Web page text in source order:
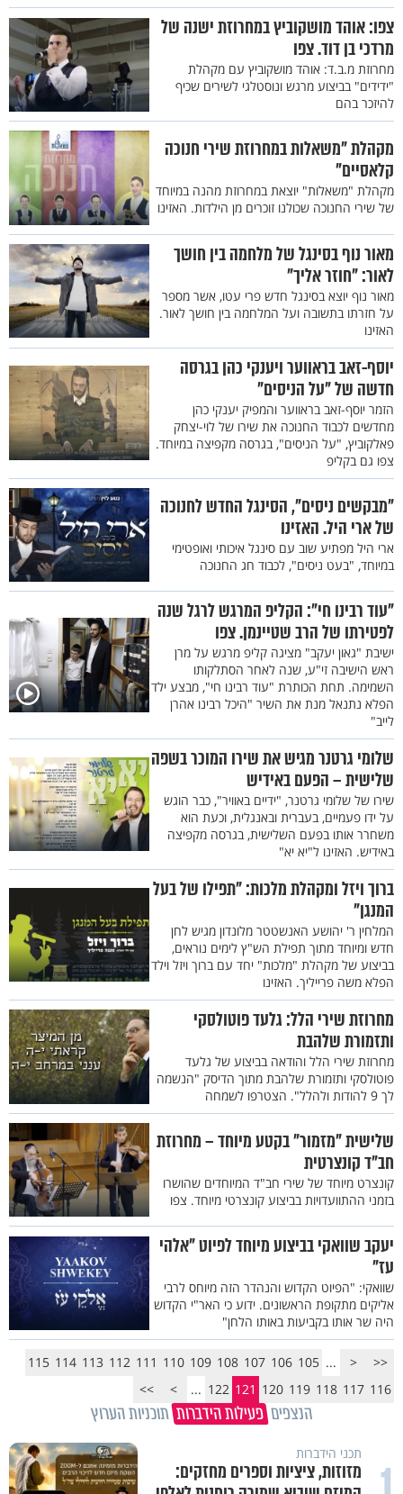
צפו: אוהד מושקוביץ במחרוזת ישנה של
מרדכי בן דוד. צפו
מחרוזת מ.ב.ד: אוהד מושקוביץ עם מקהלת
"ידידים" בביצוע מרגש ונוסטלגי לשירים שכיף
להיזכר בהם
מקהלת "משאלות במחרוזת שירי חנוכה
קלאסיים"
מקהלת "משאלות" יוצאת במחרוזת מהנה במיוחד
של שירי החנוכה שכולנו זוכרים מן הילדות. האזינו
מאור נוף בסינגל של מלחמה בין חושך
לאור: "חוזר אליך"
מאור נוף יוצא בסינגל חדש פרי עטו, אשר מספר
על חזרתו בתשובה ועל המלחמה בין חושך לאור.
האזינו
יוסף-זאב בראווער ויענקי כהן בגרסה
חדשה של "על הניסים"
הזמר יוסף-זאב בראווער והמפיק יענקי כהן
מחדשים לכבוד החנוכה את שירו של לוי-יצחק
פאלקוביץ, "על הניסים", בגרסה מקפיצה במיוחד.
צפו גם בקליפ
"מבקשים ניסים", הסינגל החדש לחנוכה
של ארי היל. האזינו
ארי היל מפתיע שוב עם סינגל איכותי ואופטימי
במיוחד, "בעט ניסים", לכבוד חג החנוכה
"עוד רבינו חי": הקליפ המרגש לרגל שנה
לפטירתו של הרב שטיינמן. צפו
ישיבת "גאון יעקב" מציגה קליפ מרגש על מרן
ראש הישיבה זי"ע, שנה לאחר הסתלקותו
השמימה. תחת הכותרת "עוד רבינו חי", מבצע ילד
הפלא נתנאל מנת את השיר "היכל רבינו אהרן
לייב"
שלומי גרטנר מגיש את שירו המוכר בשפה
שלישית – הפעם באידיש
שירו של שלומי גרטנר, "ידיים באוויר", כבר הוגש
על ידו פעמיים, בעברית ובאנגלית, וכעת הוא
משחרר אותו בפעם השלישית, בגרסה מקפיצה
באידיש. האזינו ל"יא יא"
ברוך ויזל ומקהלת מלכות: "תפילו של בעל
המנגן"
המלחין ר' יהושע האנשטטר מלונדון מגיש לחן
חדש ומיוחד מתוך תפילת הש"ץ לימים נוראים,
בביצוע של מקהלת "מלכות" יחד עם ברוך ויזל וילד
הפלא משה פרייליך. האזינו
מחרוזת שירי הלל: גלעד פוטולסקי
ותזמורת שלהבת
מחרוזת שירי הלל והודאה בביצוע של גלעד
פוטולסקי ותזמורת שלהבת מתוך הדיסק "הנשמה
לך 9 להודות ולהלל". הצטרפו לשמחה
שלישית "מזמור" בקטע מיוחד – מחרוזת
חב"ד קונצרטית
קונצרט מיוחד של שירי חב"ד המיוחדים שהושרו
בזמני ההתוועדויות בביצוע קונצרטי מיוחד. צפו
יעקב שוואקי בביצוע מיוחד לפיוט "אלהי
עז"
שוואקי: "הפיוט הקדוש והנהדר הזה מיוחס לרבי
אליקים מתקופת הראשונים. ידוע כי האר"י הקדוש
היה שר אותו בקביעות באותו הלחן"
<<
<
...
105
106
107
108
109
110
111
112
113
114
115
116
117
118
119
120
121
122
...
>
>>
הנצפים פעילות הידברות תוכניות הערוץ
תכני הידברות
מזוזות, ציציות וספרים מחזקים: